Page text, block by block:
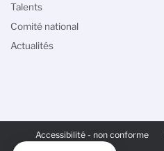
PAGE
Accessibilité - non conforme
Talents
Comité national
Actualités